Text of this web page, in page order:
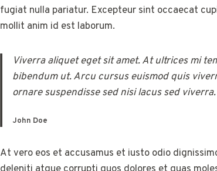
fugiat nulla pariatur. Excepteur sint occaecat
mollit anim id est laborum.
Viverra aliquet eget sit amet. At ultrices mi
bibendum ut. Arcu cursus euismod quis
ornare suspendisse sed nisi lacus sed viverra.
John Doe
At vero eos et accusamus et iusto odio